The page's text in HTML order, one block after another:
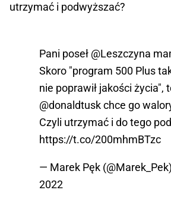
utrzymać i podwyższać?
Pani poseł @Leszczyna
Skoro "program 500 Plus
nie poprawił jakości życia",
@donaldtuskchce go
Czyli utrzymać i do tego
https://t.co/200mhmBTzc
— Marek Pęk (@Marek_Pek)
2022